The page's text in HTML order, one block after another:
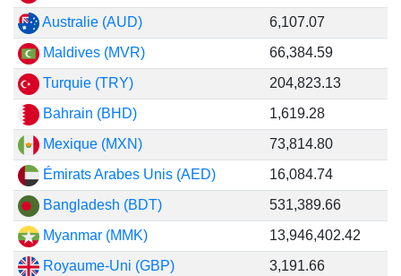
Australie (AUD)
6,107.07
Maldives (MVR)
66,384.59
Turquie (TRY)
204,823.13
Bahrain (BHD)
1,619.28
Mexique (MXN)
73,814.80
Émirats Arabes Unis (AED)
16,084.74
Bangladesh (BDT)
531,389.66
Myanmar (MMK)
13,946,402.42
Royaume-Uni (GBP)
3,191.66